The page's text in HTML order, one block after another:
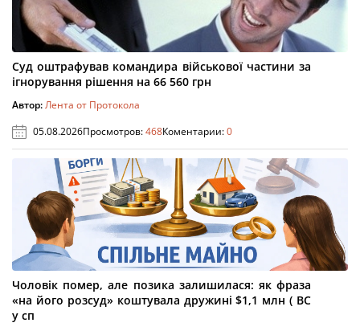
Суд оштрафував командира військової частини за
ігнорування рішення на 66 560 грн
Автор:Лента от Протокола
05.08.2026Просмотров:468Коментарии:0
Чоловік помер, але позика залишилася: як фраза
«на його розсуд» коштувала дружині $1,1 млн ( ВС
у сп